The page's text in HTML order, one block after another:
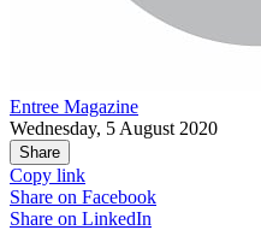
Entree Magazine
Wednesday, 5 August 2020
Share
Copy link
Share on Facebook
Share on LinkedIn